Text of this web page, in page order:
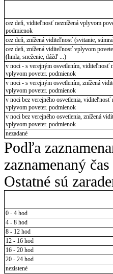
cez deň, viditeľnosť neznížená vplyvom
podmienok
cez deň, znížená viditeľnosť (svitanie,
cez deň, znížená viditeľnosť vplyvom
(hmla, sneženie, dážď ...)
v noci - s verejným osvetlením, viditeľnosť
vplyvom poveter. podmienok
v noci - s verejným osvetlením, znížená
vplyvom poveter. podmienok
v noci bez verejného osvetlenia, viditeľnosť
vplyvom poveter. podmienok
v noci bez verejného osvetlenia, znížená
vplyvom poveter. podmienok
nezadané
Podľa
zaznamenaný
Ostatné sú
0 - 4 hod
4 - 8 hod
8 - 12 hod
12 - 16 hod
16 - 20 hod
20 - 24 hod
nezistené